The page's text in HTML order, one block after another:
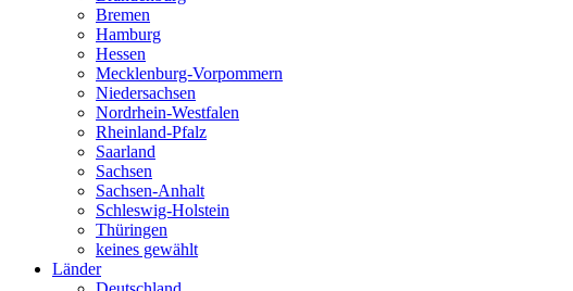
Bremen
Hamburg
Hessen
Mecklenburg-Vorpommern
Niedersachsen
Nordrhein-Westfalen
Rheinland-Pfalz
Saarland
Sachsen
Sachsen-Anhalt
Schleswig-Holstein
Thüringen
keines gewählt
Länder